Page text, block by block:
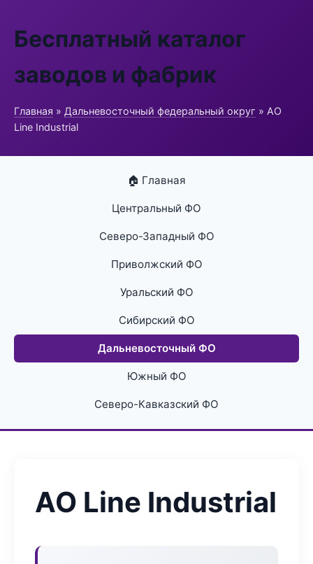
Бесплатный каталог
заводов и фабрик
Главная » Дальневосточный федеральный округ » АО
Line Industrial
🏠 Главная
Центральный ФО
Северо-Западный ФО
Приволжский ФО
Уральский ФО
Сибирский ФО
Дальневосточный ФО
Южный ФО
Северо-Кавказский ФО
АО Line Industrial